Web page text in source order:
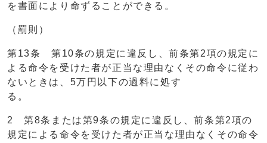
を書面により命ずることができる。
（罰則）
第13条 第10条の規定に違反し、前条第2項の規定に
よる命令を受けた者が正当な理由なくその命令に従わ
ないときは、5万円以下の過料に処す
2 第8条または第9条の規定に違反し、前条第2項の
規定による命令を受けた者が正当な理由なくその命令